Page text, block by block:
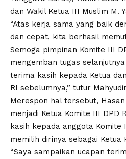
dan Wakil Ketua III Muslim M.
“Atas kerja sama yang baik
dan cepat, kita berhasil
Semoga pimpinan Komite III
mengemban tugas
terima kasih kepada Ketua
RI sebelumnya,” tutur
Merespon hal tersebut,
menjadi Ketua Komite III DPD
kasih kepada anggota Komite
memilih dirinya sebagai Ketua
“Saya sampaikan ucapan